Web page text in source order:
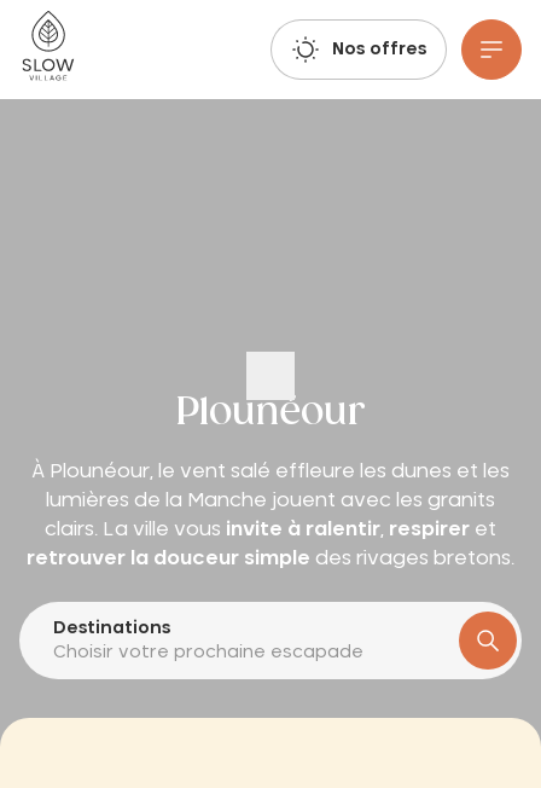
Respirez, imaginez, réservez : les réservations estivales 2027 sont déjà ouvertes !
Nos offres
Plounéour
À Plounéour, le vent salé effleure les dunes et les
lumières de la Manche jouent avec les granits
clairs. La ville vous invite à ralentir respirer et
retrouver la douceur simple des rivages bretons.
Destinations
Choisir votre prochaine escapade